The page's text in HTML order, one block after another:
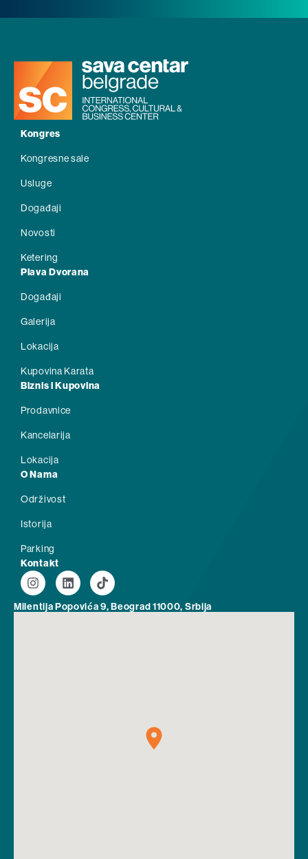
Kongres
Kongresne sale
Usluge
Događaji
Novosti
Ketering
Plava Dvorana
Događaji
Galerija
Lokacija
Kupovina Karata
Biznis i Kupovina
Prodavnice
Kancelarija
Lokacija
O Nama
Održivost
Istorija
Parking
Kontakt
Milentija Popovića 9, Beograd 11000, Srbija